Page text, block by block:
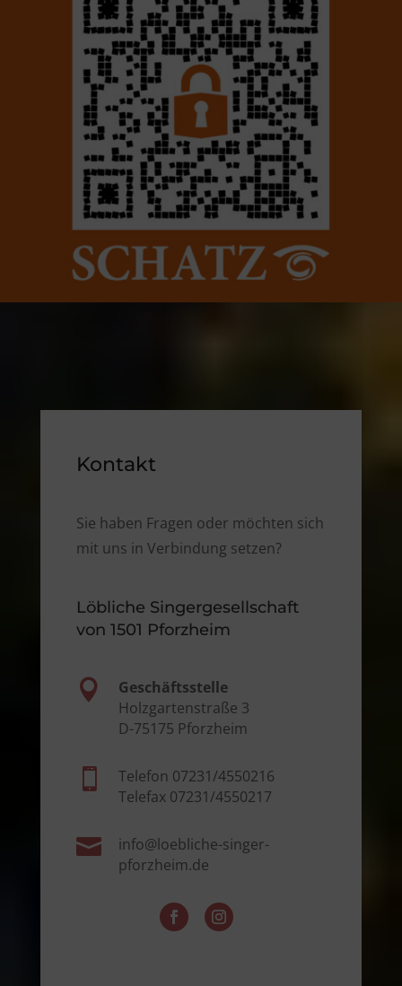
Kontakt
Sie haben Fragen oder möchten sich
mit uns in Verbindung setzen?
Löbliche Singergesellschaft
von 1501 Pforzheim

Geschäftsstelle
Holzgartenstraße 3
D-75175 Pforzheim

Telefon 07231/4550216
Telefax 07231/4550217

info@loebliche-singer-
pforzheim.de